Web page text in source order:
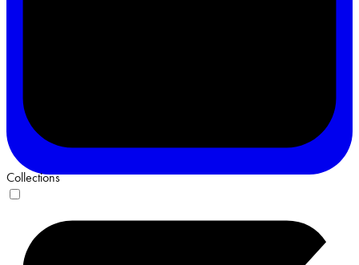
Collections